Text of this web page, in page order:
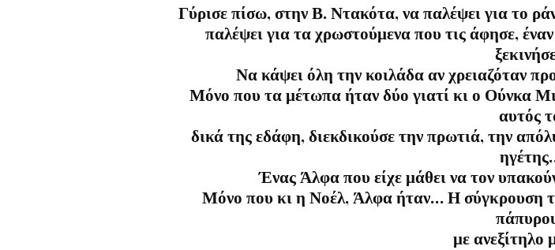
Γύρισε πίσω, στην Β. Ντακότα, να παλέψει για το
παλέψει για τα χρωστούμενα που τις άφησε,
Να κάψει όλη την κοιλάδα αν χρειαζόταν
Μόνο που τα μέτωπα ήταν δύο γιατί κι ο Ούνκα
αυτός
δικά της εδάφη, διεκδικούσε την πρωτιά, την
Ένας Άλφα που είχε μάθει να τον
Μόνο που κι η Νοέλ, Άλφα ήταν… Η σύγκρουση
με ανεξίτηλο